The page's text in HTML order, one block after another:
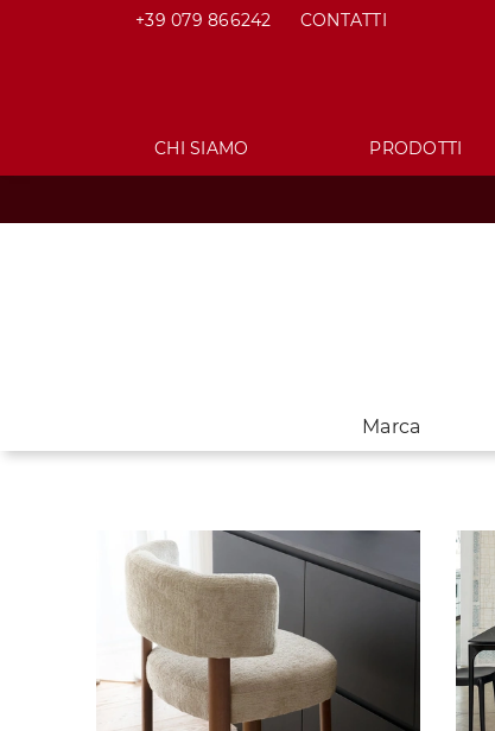
+39 079 866242 CONTATTI
CHI SIAMO PRODOTTI
Marca